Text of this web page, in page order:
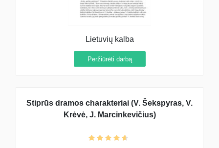
Lietuvių kalba
Peržiūrėti darbą
Stiprūs dramos charakteriai (V. Šekspyras, V.
Krėvė, J. Marcinkevičius)